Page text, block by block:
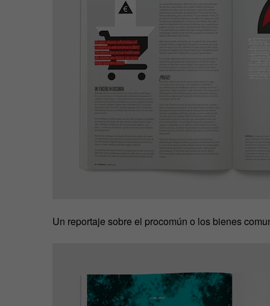
Un reportaje sobre el procomún o los bienes